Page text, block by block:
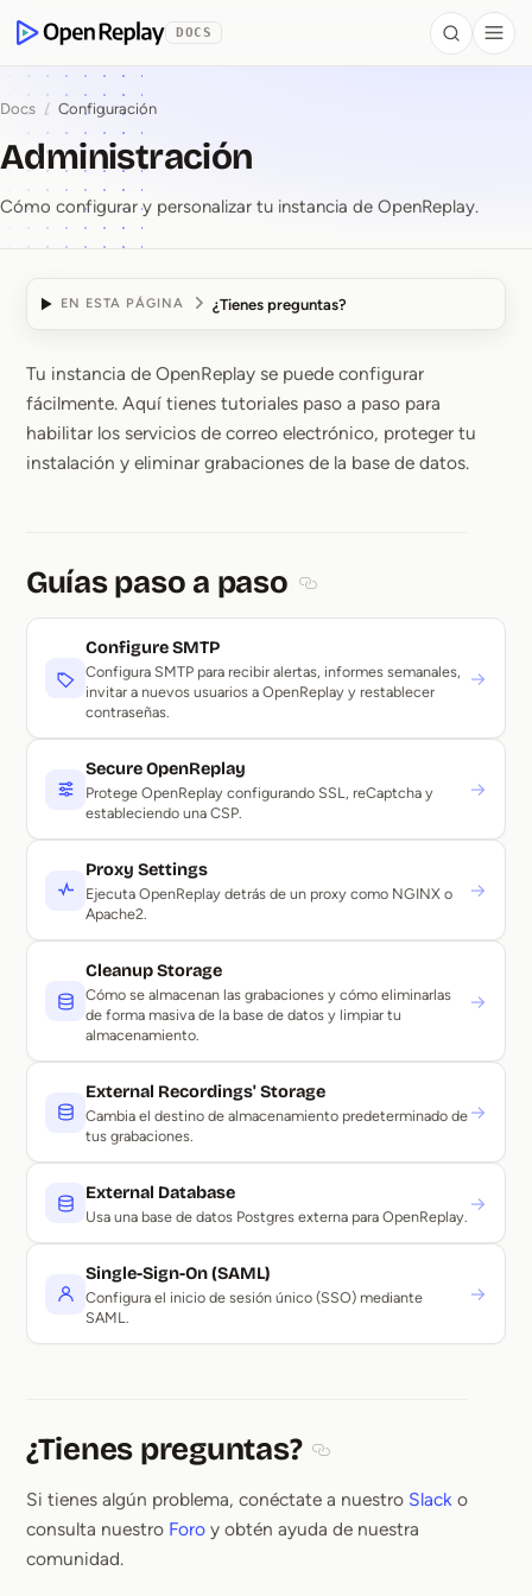
OpenReplay
DOCS Search
Docs / Configuración
Administración
Cómo configurar y personalizar tu instancia de OpenReplay.
EN ESTA PÁGINA ¿Tienes preguntas?
Administración
Tu instancia de OpenReplay se puede configurar
fácilmente. Aquí tienes tutoriales paso a paso para
habilitar los servicios de correo electrónico, proteger tu
instalación y eliminar grabaciones de la base de datos.
Guías paso a paso
Configure SMTP
Configura SMTP para recibir alertas, informes semanales,
invitar a nuevos usuarios a OpenReplay y restablecer
contraseñas.
→
Secure OpenReplay
Protege OpenReplay configurando SSL, reCaptcha y
estableciendo una CSP.
→
Proxy Settings
Ejecuta OpenReplay detrás de un proxy como NGINX o
Apache2.
→
Cleanup Storage
Cómo se almacenan las grabaciones y cómo eliminarlas
de forma masiva de la base de datos y limpiar tu
almacenamiento.
→
External Recordings' Storage
Cambia el destino de almacenamiento predeterminado de
tus grabaciones.
→
External Database
Usa una base de datos Postgres externa para OpenReplay.
→
Single-Sign-On (SAML)
Configura el inicio de sesión único (SSO) mediante
SAML.
→
¿Tienes preguntas?
Si tienes algún problema, conéctate a nuestro Slack o
consulta nuestro Foro y obtén ayuda de nuestra
comunidad.